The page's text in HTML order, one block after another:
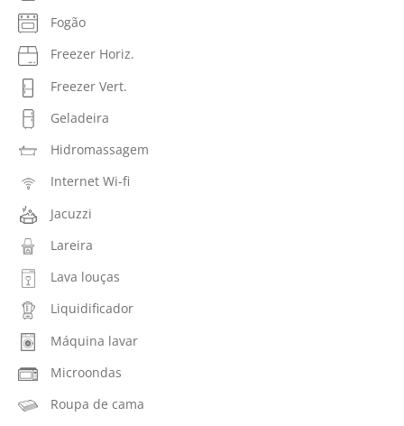
Fogão
Freezer Horiz.
Freezer Vert.
Geladeira
Hidromassagem
Internet Wi-fi
Jacuzzi
Lareira
Lava louças
Liquidificador
Máquina lavar
Microondas
Roupa de cama